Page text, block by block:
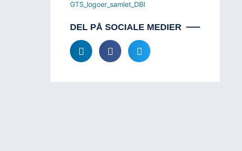
DEL PÅ SOCIALE MEDIER